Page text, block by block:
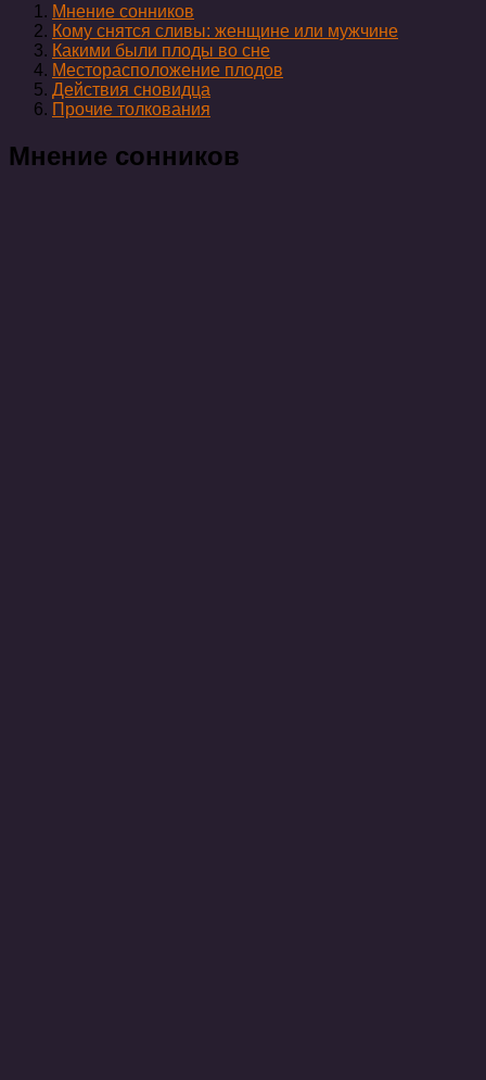
Мнение сонников
Кому снятся сливы: женщине или мужчине
Какими были плоды во сне
Месторасположение плодов
Действия сновидца
Прочие толкования
Мнение сонников